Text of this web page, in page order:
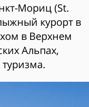
Мориц (St.
курорт в
в Верхнем
Альпах,